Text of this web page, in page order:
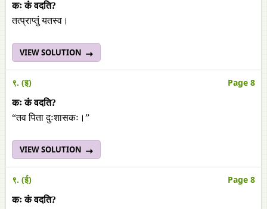
कः कं वदति?
तत्प्राप्तुं यतस्व।
VIEW SOLUTION
९. (इ) Page 8
कः कं वदति?
“तव पिता दुःशासकः।”
VIEW SOLUTION
९. (ई) Page 8
कः कं वदति?